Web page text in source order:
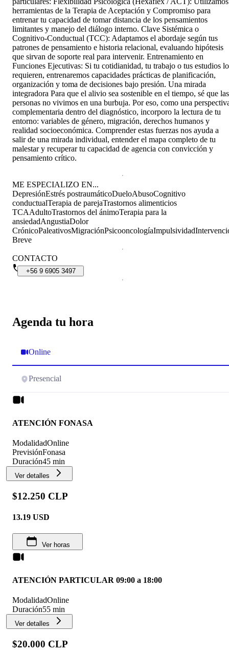
Agenda tu hora
Online
Presencial
ATENCIÓN FONASA
ModalidadOnline
PrevisiónFonasa
Duración45 min
Ver detalles
$12.250 CLP
13.19 USD
Ver horas
ATENCIÓN PARTICULAR 09:00 a 18:00
ModalidadOnline
Duración55 min
Ver detalles
$20.000 CLP
herramientas de la Terapia de Aceptación y Compromiso para
entrenar tu capacidad de tomar distancia de los pensamientos
limitantes y manejo del diálogo interno. Clave Sistémica o
Cognitivo-Conductual (TCC): Adaptamos el abordaje según tus
patrones de pensamiento e historia relacional, evaluando hipótesis
que sirvan de soporte real para intervenir. Entrenamiento en
Funciones Ejecutivas: Si tu cotidianidad, tu trabajo o tus estudios lo
requieren, entrenaremos capacidades prácticas de planificación,
organización y toma de decisiones bajo presión. Una mirada
integradora Para que el alivio sea sostenible en el tiempo, sé que las
personas no vivimos en una burbuja. Por eso, como una
complementaria dentro del diagnóstico, incorporo la lectura de tu
entorno: variables de género, migración, derechos humanos y
realidad socioeconómica. Comprender estas fuerzas nos ayuda a
salir de una mirada individual, entender el mapa completo de tu
malestar y recuperar tu capacidad de agencia con convicción y
pensamiento crítico.
ME ESPECIALIZO EN...
DepresiónEstrés postraumáticoDueloAbusoCognitivo
conductualTerapia de parejaTrastornos alimenticios
TCAAdultoTrastornos del ánimoTerapia para la
ansiedadAngustiaDolor
CrónicoPaleativosMigraciónPsicooncologíaImpulsividad
Breve
CONTACTO
+56 9 6905 3497